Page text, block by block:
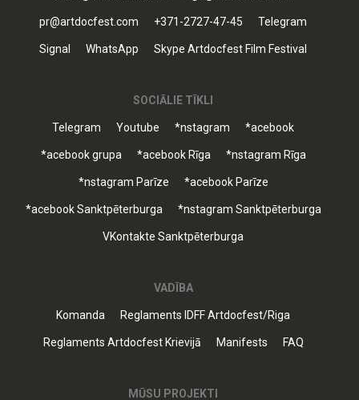
pr@artdocfest.com +371-2727-47-45 Telegram
Signal WhatsApp Skype Artdocfest Film Festival
SOCIĀLIE TĪKLI
Telegram Youtube *nstagram *acebook
*acebook grupa *acebook Rīga *nstagram Rīga
*nstagram Parīze *acebook Parīze
*acebook Sanktpēterburga *nstagram Sanktpēterburga
VKontakte Sanktpēterburga
VADĪBA
Komanda Reglaments IDFF Artdocfest/Riga
Reglaments Artdocfest Krievijā Manifests FAQ
MŪSU PROJEKTI